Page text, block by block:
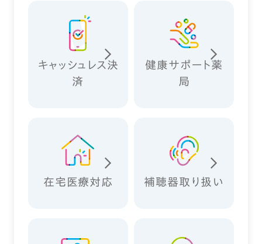
キャッシュレス決
済
健康サポート薬
局
在宅医療対応 補聴器取り扱い